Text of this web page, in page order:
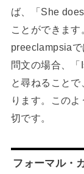
ば、「She
ことができま
preeclampsia
問文の場合、「
と尋ねること
ります。この
切です。
フォーマル・